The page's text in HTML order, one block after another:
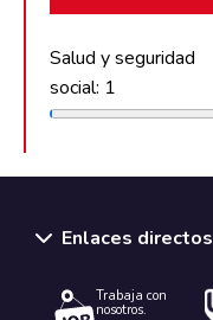
Salud y seguridad
social: 1
Enlaces directos
Trabaja con
nosotros.